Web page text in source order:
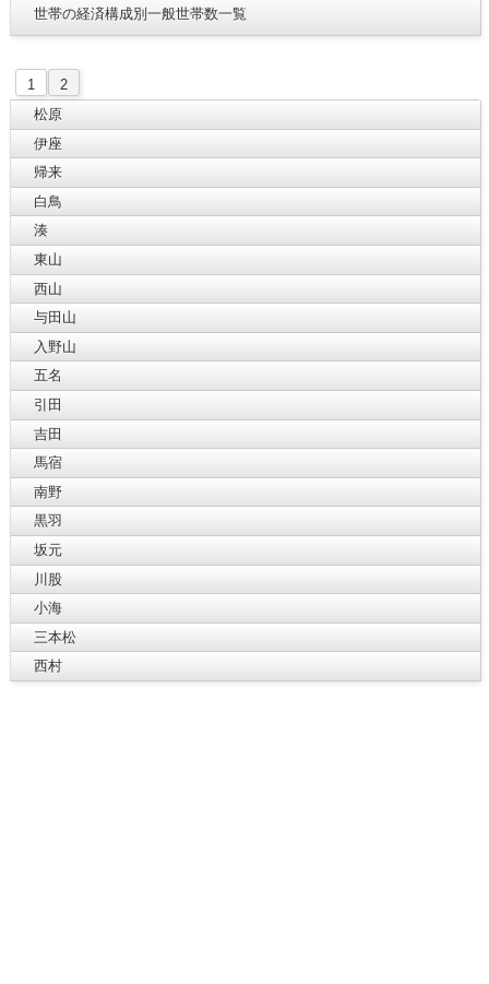
世帯の経済構成別一般世帯数一覧
1
2
松原
伊座
帰来
白鳥
湊
東山
西山
与田山
入野山
五名
引田
吉田
馬宿
南野
黒羽
坂元
川股
小海
三本松
西村